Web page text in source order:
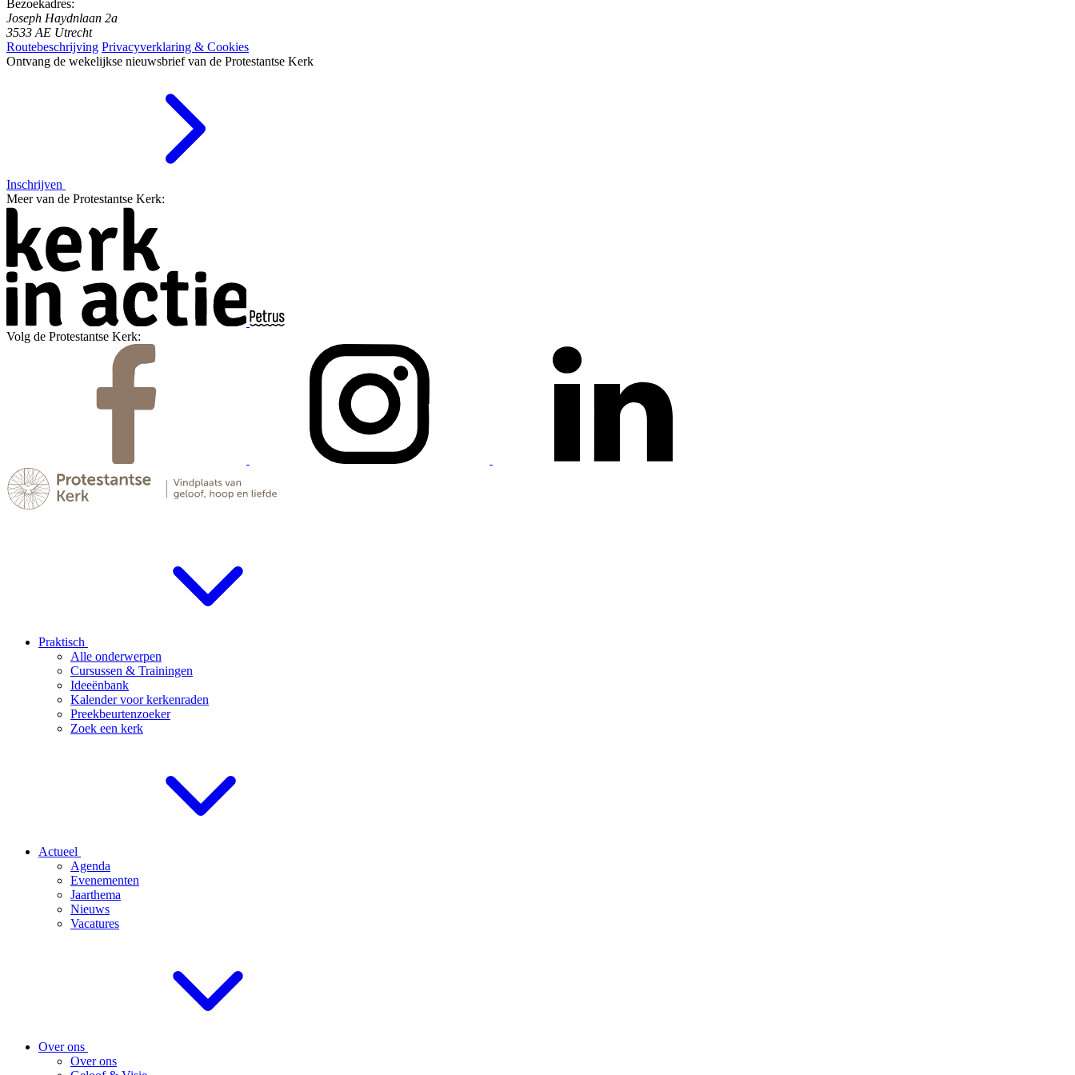
Bezoekadres:
Joseph Haydnlaan 2a
3533 AE Utrecht
Routebeschrijving Privacyverklaring & Cookies
Ontvang de wekelijkse nieuwsbrief van de Protestantse Kerk
Inschrijven
Meer van de Protestantse Kerk:
Volg de Protestantse Kerk:
Praktisch
Alle onderwerpen
Cursussen & Trainingen
Ideeënbank
Kalender voor kerkenraden
Preekbeurtenzoeker
Zoek een kerk
Actueel
Agenda
Evenementen
Jaarthema
Nieuws
Vacatures
Over ons
Over ons